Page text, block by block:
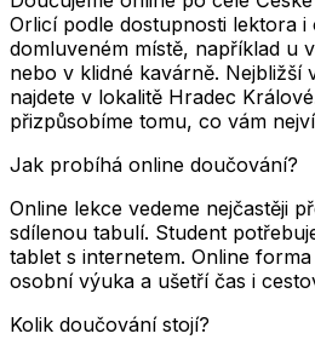
Orlicí podle dostupnosti lektora
domluveném místě, například u
nebo v klidné kavárně. Nejbližší
najdete v lokalitě Hradec
přizpůsobíme tomu, co vám
Jak probíhá online doučování?
Online lekce vedeme nejčastěji
sdílenou tabulí. Student
tablet s internetem. Online
osobní výuka a ušetří čas i
Kolik doučování stojí?